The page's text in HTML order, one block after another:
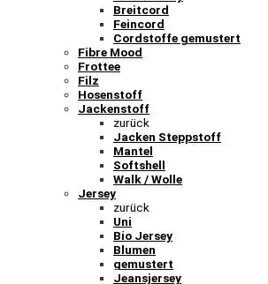
Breitcord
Feincord
Cordstoffe gemustert
Fibre Mood
Frottee
Filz
Hosenstoff
Jackenstoff
zurück
Jacken Steppstoff
Mantel
Softshell
Walk / Wolle
Jersey
zurück
Uni
Bio Jersey
Blumen
gemustert
Jeansjersey